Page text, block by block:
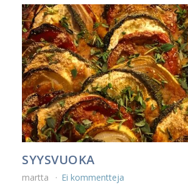
SYYSVUOKA
martta Ei kommentteja